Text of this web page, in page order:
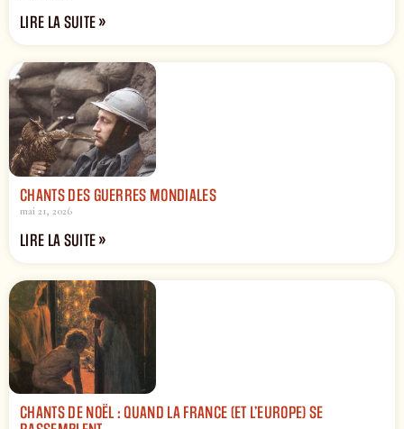
LIRE LA SUITE »
CHANTS DES GUERRES MONDIALES
mai 21, 2026
LIRE LA SUITE »
CHANTS DE NOËL : QUAND LA FRANCE (ET L’EUROPE) SE